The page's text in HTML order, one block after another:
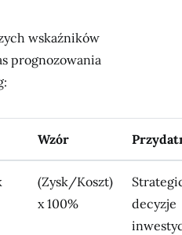
wskaźników
prognozowania
Wzór
(Zysk/Koszt)
x 100%
decyzje